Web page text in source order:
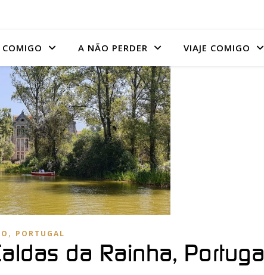
COMIGO A NÃO PERDER VIAJE COMIGO
, PORTUGAL
da Rainha, Portugal